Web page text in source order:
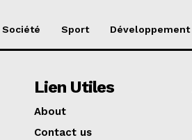
Société Sport Développement
Lien Utiles
About
Contact us